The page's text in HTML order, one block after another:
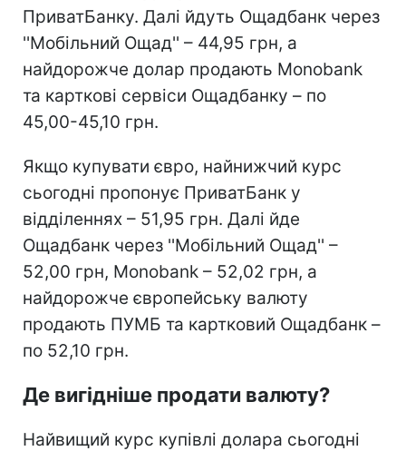
ПриватБанку. Далі йдуть Ощадбанк через
''Мобільний Ощад'' – 44,95 грн, а
найдорожче долар продають Monobank
та карткові сервіси Ощадбанку – по
45,00-45,10 грн.
Якщо купувати євро, найнижчий курс
сьогодні пропонує ПриватБанк у
відділеннях – 51,95 грн. Далі йде
Ощадбанк через ''Мобільний Ощад'' –
52,00 грн, Monobank – 52,02 грн, а
найдорожче європейську валюту
продають ПУМБ та картковий Ощадбанк –
по 52,10 грн.
Де вигідніше продати валюту?
Найвищий курс купівлі долара сьогодні